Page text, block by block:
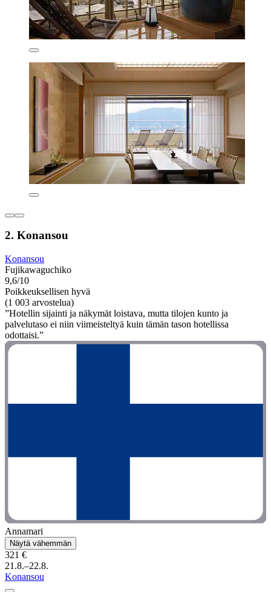
2. Konansou
Konansou
Fujikawaguchiko
9,6/10
Poikkeuksellisen hyvä
(1 003 arvostelua)
”Hotellin sijainti ja näkymät loistava, mutta tilojen kunto ja
palvelutaso ei niin viimeisteltyä kuin tämän tason hotellissa
odottaisi.”
Annamari
Näytä vähemmän
321 €
21.8.–22.8.
Konansou